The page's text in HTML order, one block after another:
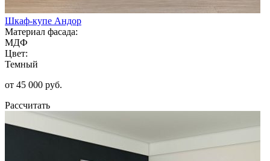
Шкаф-купе Андор
Материал фасада:
МДФ
Цвет:
Темный
от 45 000 руб.
Рассчитать